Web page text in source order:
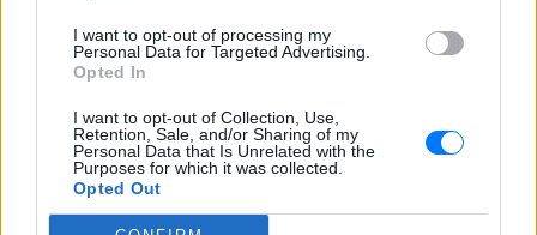
I want to opt-out of processing my
Personal Data for Targeted Advertising.
Opted In
I want to opt-out of Collection, Use,
Retention, Sale, and/or Sharing of my
Personal Data that Is Unrelated with the
Purposes for which it was collected.
Opted Out